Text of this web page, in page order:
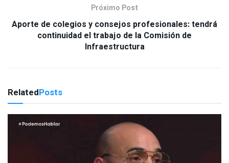
Próximo Post
Aporte de colegios y consejos profesionales: tendrá
continuidad el trabajo de la Comisión de
Infraestructura
RelatedPosts